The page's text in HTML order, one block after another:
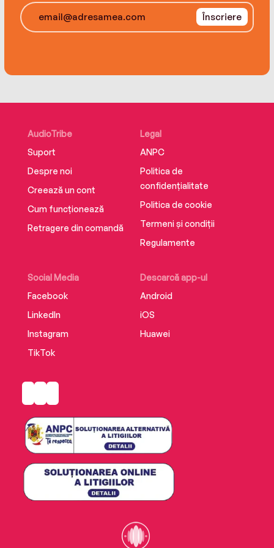
To touch the sky, be prepared to climbÎnscriere
AudioTribe
Suport
Despre noi
Creează un cont
Cum funcționează
Retragere din comandă
Social Media
Facebook
LinkedIn
Instagram
TikTok
Descarcă app-ul
Android
iOS
Huawei
Legal
ANPC
Politica de
confidențialitate
Politica de cookie
Termeni și condiții
Regulamente